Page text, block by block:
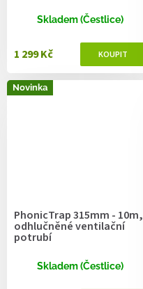
Skladem (Čestlice)
1 299 Kč
Novinka
PhonicTrap 315mm - 10m,
odhlučněné ventilační
potrubí
Skladem (Čestlice)